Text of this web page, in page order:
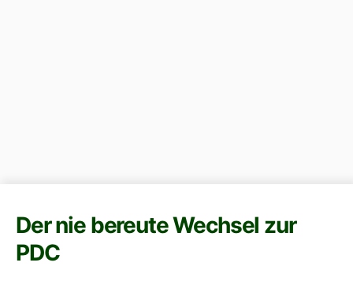
Der nie bereute Wechsel zur
PDC